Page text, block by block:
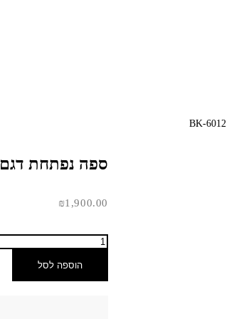
ספה נפתחת דגם BK-6012
₪1,900.00
הוספה לסל